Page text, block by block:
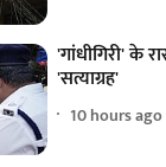
'गांधीगिरी' के
'सत्याग्रह'
10 hours ago